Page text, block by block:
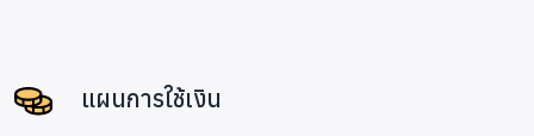
สมาชิกภายในทีม :
แผนการใช้เงิน